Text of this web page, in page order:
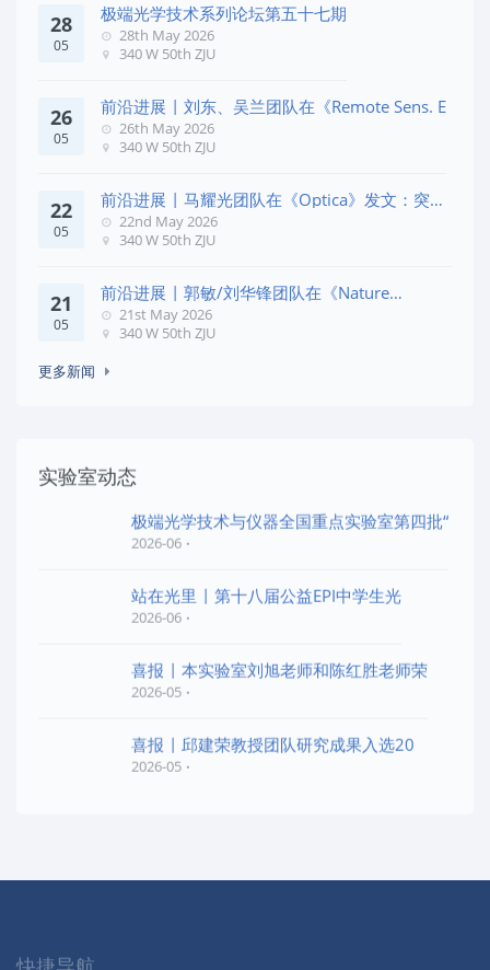
28
05
极端光学技术系列论坛第五十七期
28th May 2026
340 W 50th ZJU
26
05
前沿进展 | 刘东、吴兰团队在《Remote Sens. E
26th May 2026
340 W 50th ZJU
22
05
前沿进展 | 马耀光团队在《Optica》发文：突破
几何相位
22nd May 2026
340 W 50th ZJU
21
05
前沿进展 | 郭敏/刘华锋团队在《Nature
Commun
21st May 2026
340 W 50th ZJU
更多新闻
实验室动态
极端光学技术与仪器全国重点实验室第四批“
2026-06
站在光里 | 第十八届公益EPI中学生光
2026-06
喜报 | 本实验室刘旭老师和陈红胜老师荣
2026-05
喜报 | 邱建荣教授团队研究成果入选20
2026-05